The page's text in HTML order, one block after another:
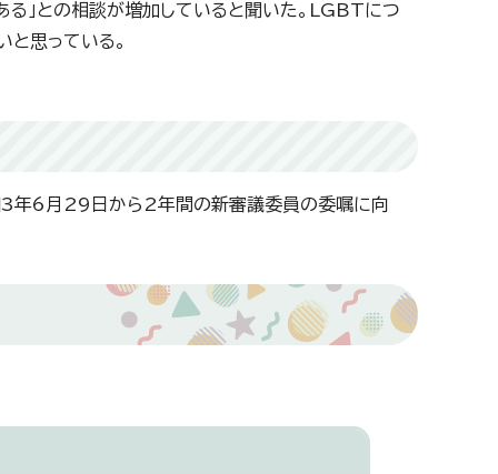
」との相談が増加していると聞いた。LGBTにつ
思っている。
3年6月29日から2年間の新審議委員の委嘱に向